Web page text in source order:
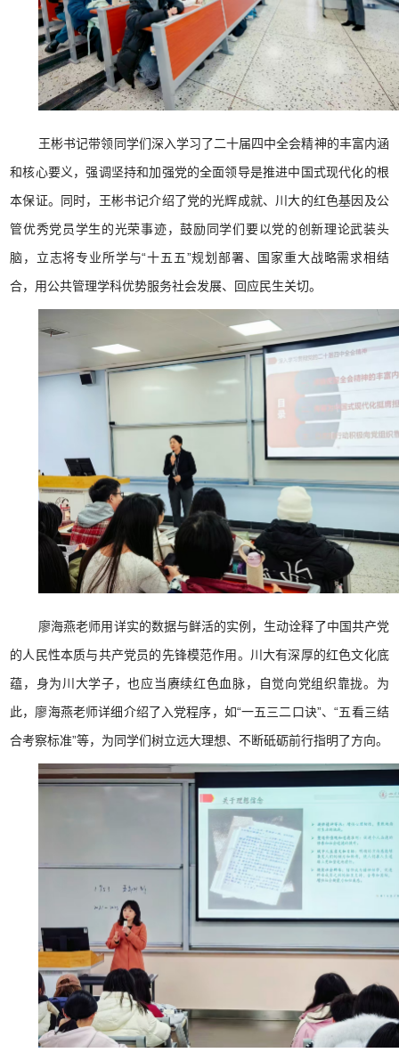
王彬书记带领同学们深入学习了二十届四中全会精神的丰富内涵
和核心要义，强调坚持和加强党的全面领导是推进中国式现代化的根
本保证。同时，王彬书记介绍了党的光辉成就、川大的红色基因及公
管优秀党员学生的光荣事迹，鼓励同学们要以党的创新理论武装头
脑，立志将专业所学与“十五五”规划部署、国家重大战略需求相结
合，用公共管理学科优势服务社会发展、回应民生关切。
廖海燕老师用详实的数据与鲜活的实例，生动诠释了中国共产党
的人民性本质与共产党员的先锋模范作用。川大有深厚的红色文化底
蕴，身为川大学子，也应当赓续红色血脉，自觉向党组织靠拢。为
此，廖海燕老师详细介绍了入党程序，如“一五三二口诀”、“五看三结
合考察标准”等，为同学们树立远大理想、不断砥砺前行指明了方向。